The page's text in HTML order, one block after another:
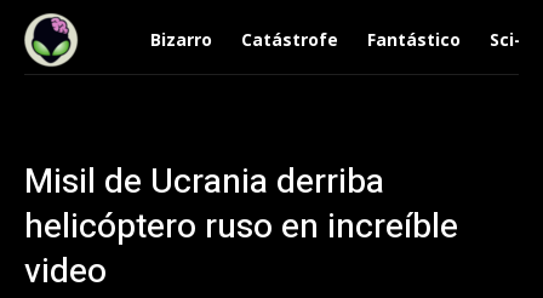
Bizarro Catástrofe Fantástico Sci-Fi
Misil de Ucrania derriba
helicóptero ruso en increíble
video